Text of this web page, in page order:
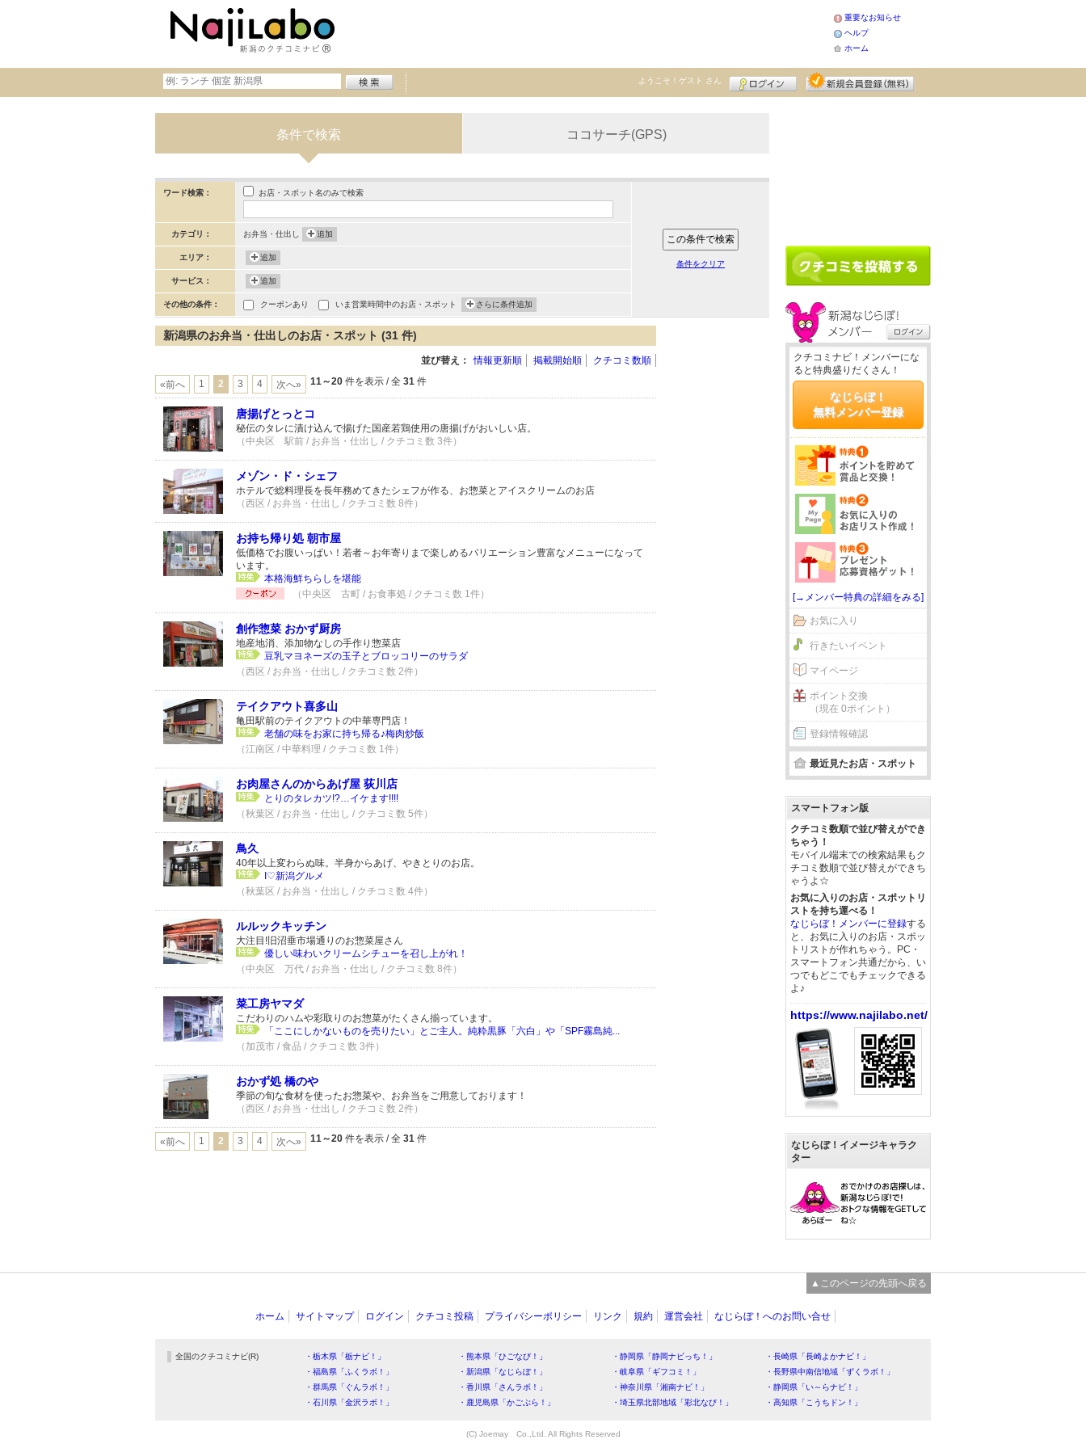
重要なお知らせ
ヘルプ
ホーム
ようこそ！ ゲスト さん
条件で検索 ココサーチ(GPS)
ワード検索： お店・スポット名のみで検索
カテゴリ： お弁当・仕出し 追加
エリア： 追加
サービス： 追加
その他の条件： クーポンあり いま営業時間中のお店・スポット さらに条件追加
条件をクリア
新潟県のお弁当・仕出しのお店・スポット (31 件)
並び替え： 情報更新順 掲載開始順 クチコミ数順
«前へ 1 2 3 4 次へ» 11～20 件を表示 / 全 31 件
唐揚げとっとコ
秘伝のタレに漬け込んで揚げた国産若鶏使用の唐揚げがおいしい店。
（中央区 駅前 / お弁当・仕出し / クチコミ数 3件）
メゾン・ド・シェフ
ホテルで総料理長を長年務めてきたシェフが作る、お惣菜とアイスクリームのお店
（西区 / お弁当・仕出し / クチコミ数 8件）
お持ち帰り処 朝市屋
低価格でお腹いっぱい！若者～お年寄りまで楽しめるバリエーション豊富なメニューになって
います。
本格海鮮ちらしを堪能
（中央区 古町 / お食事処 / クチコミ数 1件）
創作惣菜 おかず厨房
地産地消、添加物なしの手作り惣菜店
豆乳マヨネーズの玉子とブロッコリーのサラダ
（西区 / お弁当・仕出し / クチコミ数 2件）
テイクアウト喜多山
亀田駅前のテイクアウトの中華専門店！
老舗の味をお家に持ち帰る♪梅肉炒飯
（江南区 / 中華料理 / クチコミ数 1件）
お肉屋さんのからあげ屋 荻川店
とりのタレカツ!?…イケます!!!!
（秋葉区 / お弁当・仕出し / クチコミ数 5件）
鳥久
40年以上変わらぬ味。半身からあげ、やきとりのお店。
I♡新潟グルメ
（秋葉区 / お弁当・仕出し / クチコミ数 4件）
ルルックキッチン
大注目!旧沼垂市場通りのお惣菜屋さん
優しい味わいクリームシチューを召し上がれ！
（中央区 万代 / お弁当・仕出し / クチコミ数 8件）
菜工房ヤマダ
こだわりのハムや彩取りのお惣菜がたくさん揃っています。
「ここにしかないものを売りたい」とご主人。純粋黒豚「六白」や「SPF霧島純...
（加茂市 / 食品 / クチコミ数 3件）
おかず処 橋のや
季節の旬な食材を使ったお惣菜や、お弁当をご用意しております！
（西区 / お弁当・仕出し / クチコミ数 2件）
«前へ 1 2 3 4 次へ» 11～20 件を表示 / 全 31 件
クチコミナビ！メンバーにな
ると特典盛りだくさん！
なじらぼ！
無料メンバー登録
[→メンバー特典の詳細をみる]
お気に入り
行きたいイベント
マイページ
ポイント交換
（現在 0ポイント）
登録情報確認
最近見たお店・スポット
スマートフォン版
クチコミ数順で並び替えができ
ちゃう！
モバイル端末での検索結果もク
チコミ数順で並び替えができち
ゃうよ☆
お気に入りのお店・スポットリ
ストを持ち運べる！
なじらぼ！メンバーに登録する
と、お気に入りのお店・スポッ
トリストが作れちゃう。PC・
スマートフォン共通だから、い
つでもどこでもチェックできる
よ♪
https://www.najilabo.net/
なじらぼ！イメージキャラク
ター
▲このページの先頭へ戻る
ホーム サイトマップ ログイン クチコミ投稿 プライバシーポリシー リンク 規約 運営会社 なじらぼ！へのお問い合せ
全国のクチコミナビ(R) ・栃木県「栃ナビ！」 ・熊本県「ひごなび！」 ・静岡県「静岡ナビっち！」
・長崎県「長崎よかナビ！」
・福島県「ふくラボ！」
・新潟県「なじらぼ！」 ・岐阜県「ギフコミ！」
・長野県中南信地域「ずくラボ！」
・群馬県「ぐんラボ！」
・香川県「さんラボ！」 ・神奈川県「湘南ナビ！」
・静岡県「い～らナビ！」
・石川県「金沢ラボ！」
・鹿児島県「かごぶら！」 ・埼玉県北部地域「彩北なび！」 ・高知県「こうちドン！」
(C) Joemay Co.,Ltd. All Rights Reserved